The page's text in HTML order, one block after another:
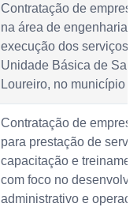
Contratação de
na área de engenharia
execução dos serviços
Unidade Básica de
Loureiro, no município
Contratação de
para prestação de
capacitação e
com foco no
administrativo e